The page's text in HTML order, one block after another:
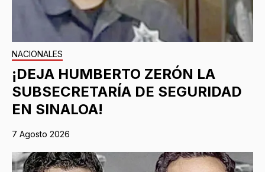
NACIONALES
¡DEJA HUMBERTO ZERÓN LA
SUBSECRETARÍA DE SEGURIDAD
EN SINALOA!
7 Agosto 2026